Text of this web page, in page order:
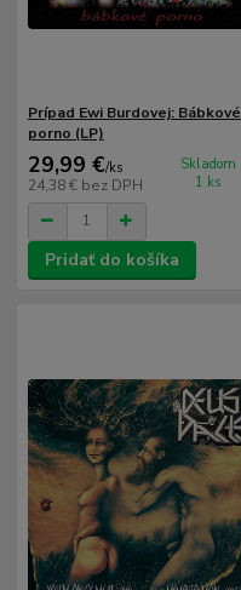
Prípad Ewi Burdovej: Bábkové
porno (LP)
29,99 €/ks
24,38 € bez DPH
Skladom
1 ks
Pridať do košíka